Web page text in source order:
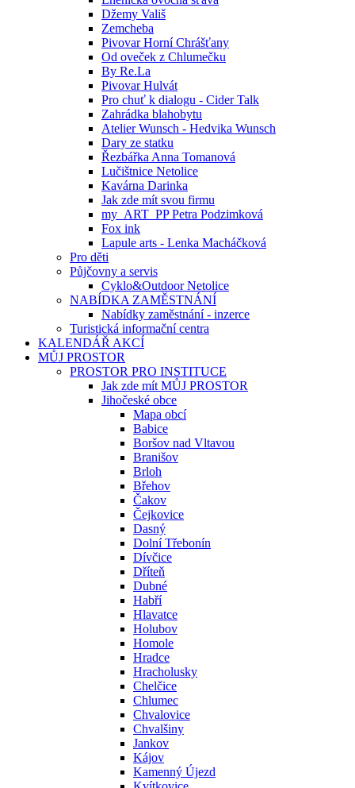
Džemy Vališ
Zemcheba
Pivovar Horní Chrášťany
Od oveček z Chlumečku
By Re.La
Pivovar Hulvát
Pro chuť k dialogu - Cider Talk
Zahrádka blahobytu
Atelier Wunsch - Hedvika Wunsch
Dary ze statku
Řezbářka Anna Tomanová
Lučištnice Netolice
Kavárna Darinka
Jak zde mít svou firmu
my_ART_PP Petra Podzimková
Fox ink
Lapule arts - Lenka Macháčková
Pro děti
Půjčovny a servis
Cyklo&Outdoor Netolice
NABÍDKA ZAMĚSTNÁNÍ
Nabídky zaměstnání - inzerce
Turistická informační centra
KALENDÁŘ AKCÍ
MŮJ PROSTOR
PROSTOR PRO INSTITUCE
Jak zde mít MŮJ PROSTOR
Jihočeské obce
Mapa obcí
Babice
Boršov nad Vltavou
Branišov
Brloh
Břehov
Čakov
Čejkovice
Dasný
Dolní Třebonín
Dívčice
Dříteň
Dubné
Habří
Hlavatce
Holubov
Homole
Hradce
Hracholusky
Chelčice
Chlumec
Chvalovice
Chvalšiny
Jankov
Kájov
Kamenný Újezd